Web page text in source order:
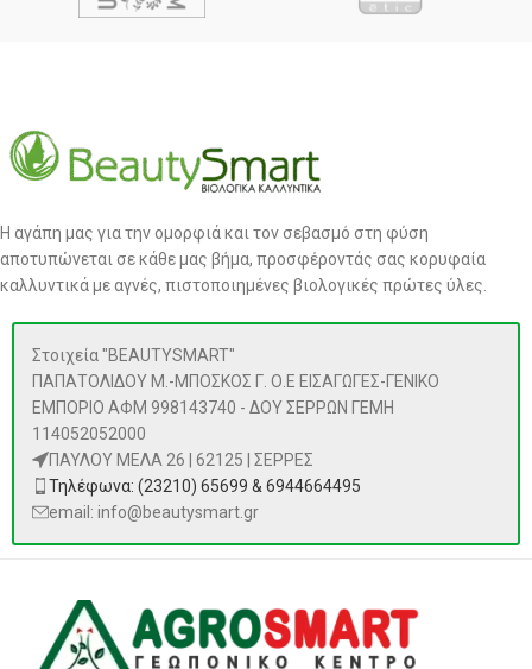
Η αγάπη μας για την ομορφιά και τον σεβασμό στη φύση
αποτυπώνεται σε κάθε μας βήμα, προσφέροντάς σας κορυφαία
καλλυντικά με αγνές, πιστοποιημένες βιολογικές πρώτες ύλες.
Στοιχεία "BEAUTYSMART"
ΠΑΠΑΤΟΛΙΔΟΥ Μ.-ΜΠΟΣΚΟΣ Γ. Ο.Ε ΕΙΣΑΓΩΓΕΣ-ΓΕΝΙΚΟ
ΕΜΠΟΡΙΟ ΑΦΜ 998143740 - ΔΟΥ ΣΕΡΡΩΝ ΓΕΜΗ
114052052000
ΠΑΥΛΟΥ ΜΕΛΑ 26 | 62125 | ΣΕΡΡΕΣ
Τηλέφωνα: (23210) 65699 & 6944664495
email: info@beautysmart.gr